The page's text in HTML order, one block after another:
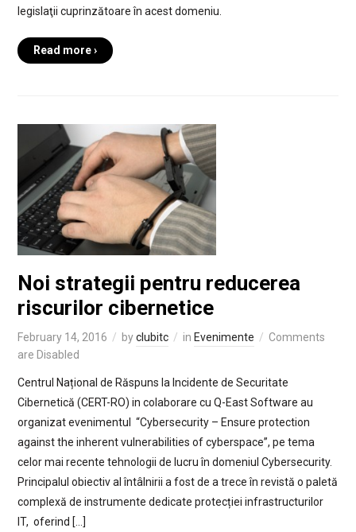
legislaţii cuprinzătoare în acest domeniu.
Read more ›
Noi strategii pentru reducerea
riscurilor cibernetice
February 14, 2016 byclubitc in Evenimente
Comments
are Disabled
Centrul Național de Răspuns la Incidente de Securitate
Cibernetică (CERT-RO) in colaborare cu Q-East Software au
organizat evenimentul “Cybersecurity – Ensure protection
against the inherent vulnerabilities of cyberspace”, pe tema
celor mai recente tehnologii de lucru în domeniul Cybersecurity.
Principalul obiectiv al întâlnirii a fost de a trece în revistă o paletă
complexă de instrumente dedicate protecției infrastructurilor
IT, oferind […]